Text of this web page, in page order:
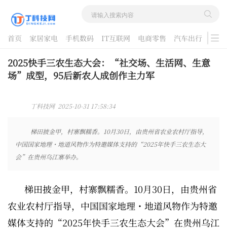
首页 家居家电 手机数码 IT互联网 电商零售 汽车出行
游戏
酷品评测
2025快手三农生态大会：“社交场、生活网、生意
场”成型，95后新农人成创作主力军
丁科技网 2025-10-31 17:58:34
梯田披金甲，村寨飘糯香。10月30日，由贵州省农业农村厅指导，
中国国家地理・地道风物作为特邀媒体支持的“2025年快手三农生态大
会”在贵州乌江寨举办。
梯田披金甲，村寨飘糯香。10月30日，由贵州省
农业农村厅指导，中国国家地理・地道风物作为特邀
媒体支持的“2025年快手三农生态大会”在贵州乌江